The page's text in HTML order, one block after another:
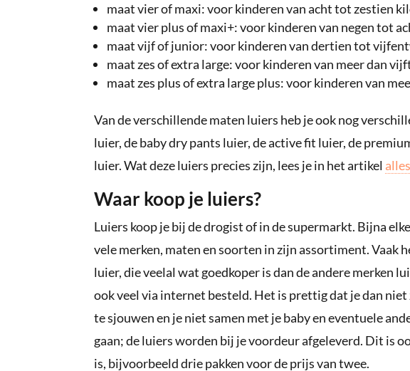
maat vier of maxi: voor kinderen van acht tot zestien
maat vier plus of maxi+: voor kinderen van negen tot
maat vijf of junior: voor kinderen van dertien tot
maat zes of extra large: voor kinderen van meer dan
maat zes plus of extra large plus: voor kinderen van
Van de verschillende maten luiers heb je ook nog
luier, de baby dry pants luier, de active fit luier, de
luier. Wat deze luiers precies zijn, lees je in het artikel
Waar koop je luiers?
Luiers koop je bij de drogist of in de supermarkt. Bijna
vele merken, maten en soorten in zijn assortiment. Vaak
luier, die veelal wat goedkoper is dan de andere merken
ook veel via internet besteld. Het is prettig dat je dan
te sjouwen en je niet samen met je baby en eventuele
gaan; de luiers worden bij je voordeur afgeleverd. Dit is
is, bijvoorbeeld drie pakken voor de prijs van twee.